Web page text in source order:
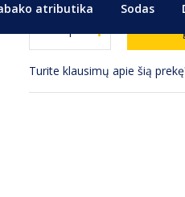
atributika Sodas
Turite klausimų apie šią